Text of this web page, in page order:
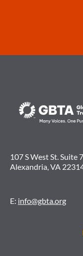
107 S West St. Suite
Alexandria, VA
E: info@gbta.org